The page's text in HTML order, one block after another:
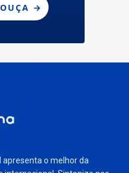
apresenta o melhor da